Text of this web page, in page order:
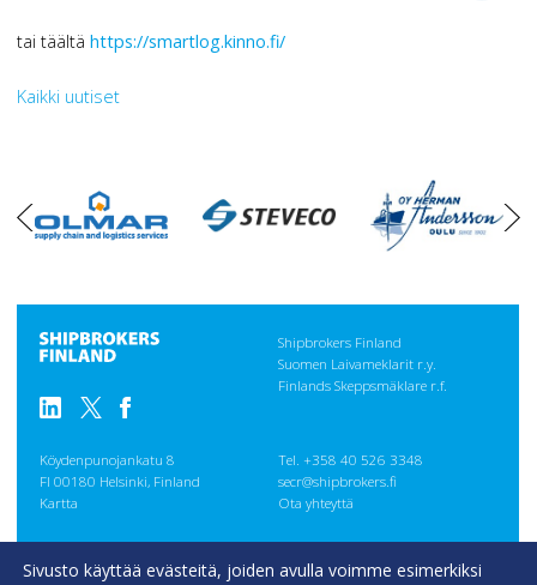
tai täältähttps://smartlog.kinno.fi/
Kaikki uutiset
vasen
oikea
Shipbrokers Finland
Suomen Laivameklarit r.y.
Finlands Skeppsmäklare r.f.
Köydenpunojankatu 8
FI 00180 Helsinki, Finland
Kartta
Tel. +358 40 526 3348
secr@shipbrokers.fi
Ota yhteyttä
CONDITIONS
Sivusto käyttää evästeitä, joiden avulla voimme esimerkiksi